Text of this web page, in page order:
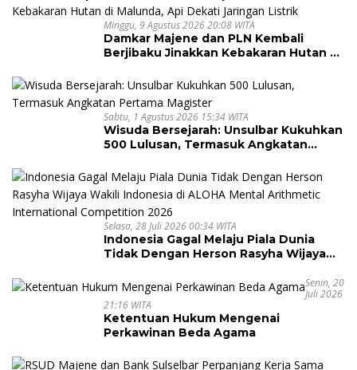
Minggu, 9 Agustus 2026 20:08 WITA
Damkar Majene dan PLN Kembali
Berjibaku Jinakkan Kebakaran Hutan di
Sabtu, 1 Agustus 2026 15:34 WITA
Wisuda Bersejarah: Unsulbar Kukuhkan
500 Lulusan, Termasuk Angkatan
Selasa, 28 Juli 2026 00:34 WITA
Indonesia Gagal Melaju Piala Dunia
Tidak Dengan Herson Rasyha Wijaya
Arithmetic International Competition
Senin, 20
Juli 2026
21:16 WITA
Ketentuan Hukum Mengenai
Perkawinan Beda Agama